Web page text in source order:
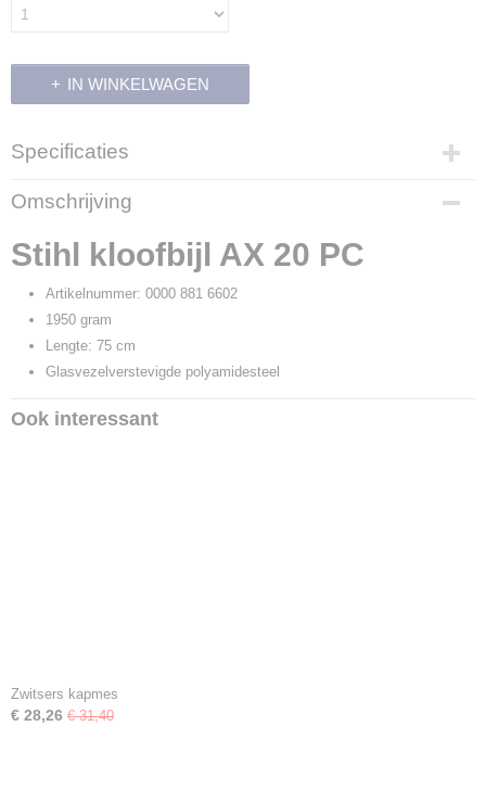
IN WINKELWAGEN
Specificaties
Productcode
13608
Productcode leverancier
0000 881 6602
Omschrijving
Stihl kloofbijl AX 20 PC
Artikelnummer: 0000 881 6602
1950 gram
Lengte: 75 cm
Glasvezelverstevigde polyamidesteel
Ook interessant
Zwitsers kapmes
€ 28,26 € 31,40